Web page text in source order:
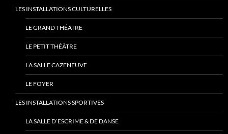
LES INSTALLATIONS CULTURELLES
LE GRAND THÉÂTRE
LE PETIT THÉÂTRE
LA SALLE CAZENEUVE
LE FOYER
LES INSTALLATIONS SPORTIVES
LA SALLE D’ESCRIME & DE DANSE